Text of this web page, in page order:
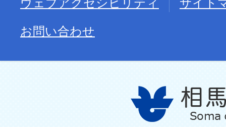
ウェブアクセシビリティ
サイト
お問い合わせ